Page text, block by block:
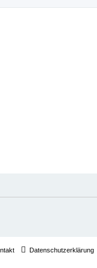
Datenschutzerklärung